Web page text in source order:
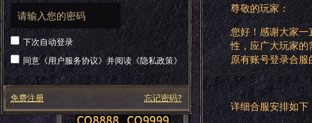
下次自动登录
同意《用户服务协议》并阅读《隐私政策》
免费注册 忘记密码?
尊敬的玩家：
您好！感谢大家
性，应广大玩家
原有账号登录合
详细合服安排如下